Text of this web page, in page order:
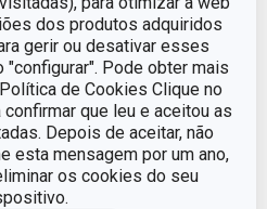
dos produtos adquiridos
gerir ou desativar esses
Pode obter mais
de Cookies Clique no
que leu e aceitou as
Depois de aceitar, não
esta mensagem por um ano,
os cookies do seu
Viagem
tampa dispensadora